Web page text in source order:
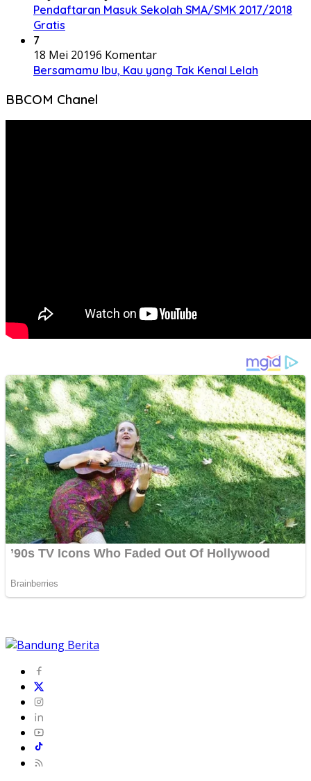
Pendaftaran Masuk Sekolah SMA/SMK 2017/2018
Gratis
7
18 Mei 20196 Komentar
Bersamamu Ibu, Kau yang Tak Kenal Lelah
BBCOM Chanel